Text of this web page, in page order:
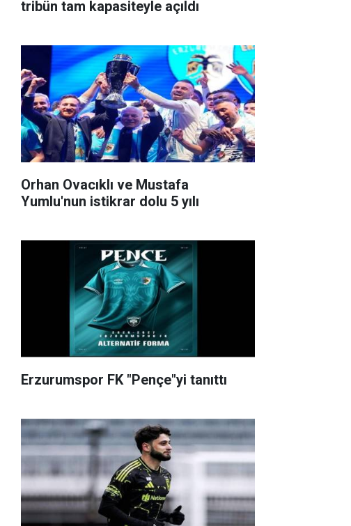
tribün tam kapasiteyle açıldı
Orhan Ovacıklı ve Mustafa
Yumlu'nun istikrar dolu 5 yılı
Erzurumspor FK "Pençe"yi tanıttı